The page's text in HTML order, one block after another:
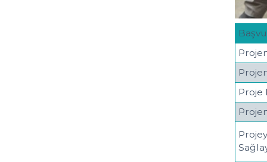
Proje